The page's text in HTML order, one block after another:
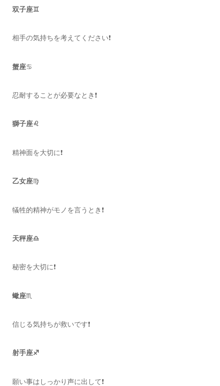
双子座♊️
相手の気持ちを考えてください❗️
蟹座♋️
忍耐することが必要なとき❗️
獅子座♌️
精神面を大切に❗️
乙女座♍️
犠牲的精神がモノを言うとき❗️
天秤座♎️
秘密を大切に❗️
蠍座♏️
信じる気持ちが救いです❗️
射手座♐️
願い事はしっかり声に出して❗️